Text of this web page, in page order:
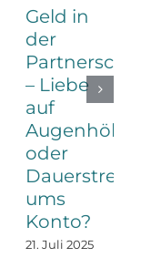
Geld in
der
– Liebe
auf
Augenhöhe
oder
Dauerstreit
ums
Konto?
21. Juli 2025